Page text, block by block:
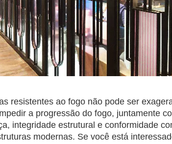
resistentes ao fogo não pode ser
a progressão do fogo, juntamente
integridade estrutural e conformidade
modernas. Se você está